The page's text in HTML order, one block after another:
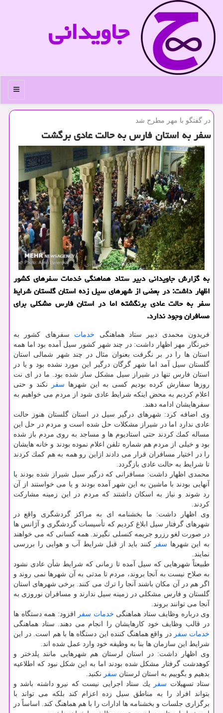
جاویدانی
منو
در گفتگو با مهر مطرح شد
سفر به استان فارس به حالت عادی برگشت
به گزارش جاویدانی دبیر ستاد هماهنگی خدمات سفرهای كشور
اظهار داشت: در بعضی از شهرهای سیل زده استان گلستان شرایط
سفر به حالت عادی برنگشته اما در استان فارس مشكلی برای
مسافران وجود ندارد.
فریدون محمدی دبیر ستاد هماهنگی خدمات سفرهای كشور به
خبرنگار مهر اظهار داشت: در چند شهر كشور سیل آمده بود اما همه
استان ها را در بر نگرفت بعنوان مثال در چند شهر شمالی استان
گلستان سیل آمد اما شهر گرگان درگیر این مورد نشده بود و یا در
استان فارس تنها در شیراز سیل مشكل ساز شده بود. ما در ای نت
روزها سفارش كرده بودیم كسی به این شهرها سفر
نكند و حتی
اعلام كردیم به محض اینكه شرایط عادی شود از مردم می خواهیم به
سفرهایشان ادامه دهند.
وی اضافه كرد: شهرهای درگیر سیل در استان گلستان هنوز حالت
عادی ندارد اما در شیراز مشكلات حل شده است و مردم در حل این
مساله كمك كردند حتی استادیوم ها و مساجد به روی مردم باز شده
بود و خیلی از مردم هم شماره تلفن اعلام نموده بودند و خانه هایشان
را در اختیار مسافران قرار می دادند ازاین رو همه به هم كمك كردند
تا شرایط به حالت عادی بازگردد.
محمدی اظهار داشت: مسافرانی كه درگیر سیل شیراز شده بودند یا
آنهایی بودند با ماشین به این شهر آمده بودند و یا می خواستند از آن
رد شوند و نیاز به اسكان داشتند كه مردم در این زمینه مشاركت
كردند.
وی اظهار داشت: ما بخشنامه ای به مراكز گردشگری واقع در
شهرهای گرفتار سیل ابلاغ كردیم كه تأسیسات گردشگری و آژانس ها
در صورت لغو رزرو جریمه كنسلی نگیرند. همه كسانی كه می خواهند
به این شهرها سفر كنند باید از قبل شرایط آب و هوایی را بررسی
نمایند.
طبیعتاً شهرهایی كه سیل آمده تا زمانی كه شرایط شأن عادی نشود
به صلاح نیست به آنجا بروند، مردم تا مدتی به آن شهرها نمی روند و
اگر هم در آن مكان باشند آنجا را ترك می كنند. برخی شهرهای استان
گلستان و فارس مشكلی در زمینه سیل ندارند و مسافران نوروزی به
آنجا می توانند بروند.
وی درباره وظایف ستاد هماهنگی خدمات سفر
افزود: همه دستگاه ها
در قالب وظایف خود كارهایشان را انجام می دهند. ستاد هماهنگی
خدمات سفر در واقع هماهنگ كننده این دستگاه ها با هم است. در این
شرایط این سازمان ها بنا به وظیفه خود وارد عمل شده اند.
وی اظهار داشت: در استان لرستان هم شهرهایی مانند پلدختر و
كوهدشت گرفتار مشكل شده بودند اما به این شكل نبود كه اطلاعیه
بدهیم و بگوییم به استان لرستان سفر نكنید.
ستاد تسهیلات سفر
یك ستاد اجرایی نیست كه نیرو داشته باشد و
بتواند افراد را به مناطق سیل زده اعزام كند بلكه می تواند با
برگزاری جلسات و بخشنامه ها ادارات را با هم هماهنگ كند. اساساً در